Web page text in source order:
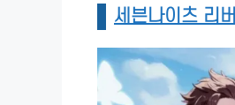
세븐나이츠 리